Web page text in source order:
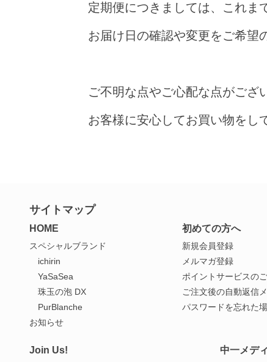
定期便につきましては、これま
お届け日の確認や変更をご希望
ご不明な点やご心配な点がござ
お客様に安心してお買い物をし
サイトマップ
HOME
スペシャルブランド
ichirin
YaSaSea
珠玉の泡 DX
PurBlanche
お知らせ
初めての方へ
新規会員登録
メルマガ登録
ポイントサービスの
ご注文後の自動返信
パスワードを忘れた
Join Us! 中一メデ